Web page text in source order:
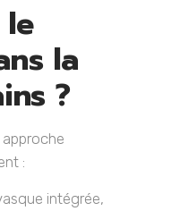
la
?
:
intégrée,